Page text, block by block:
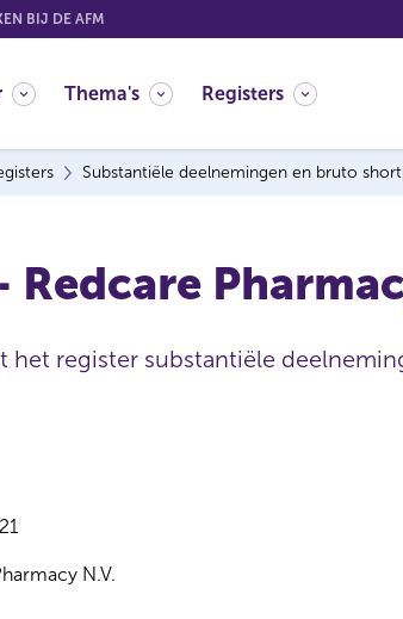
BIJ DE AFM
Thema's Registers
Substantiële deelnemingen en bruto
Redcare
register substantiële
N.V.